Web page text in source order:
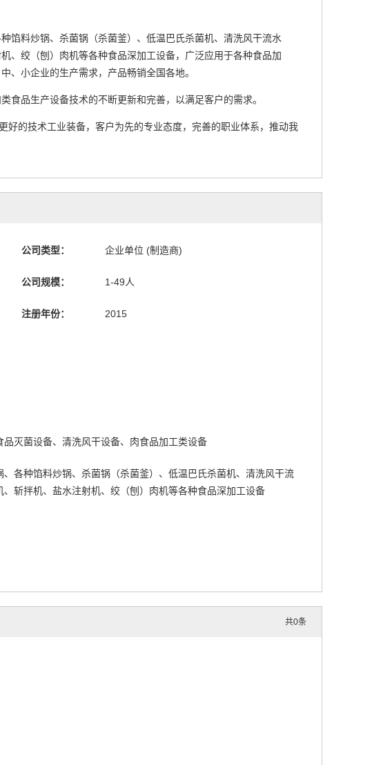
馅料炒锅、杀菌锅（杀菌釜）、低温巴氏杀菌机、清洗风干流水
、绞（刨）肉机等各种食品深加工设备，广泛应用于各种食品加
、小企业的生产需求，产品畅销全国各地。
食品生产设备技术的不断更新和完善，以满足客户的需求。
好的技术工业装备，客户为先的专业态度，完善的职业体系，推动我
公司类型： 企业单位 (制造商)
公司规模： 1-49人
注册年份： 2015
灭菌设备、清洗风干设备、肉食品加工类设备
各种馅料炒锅、杀菌锅（杀菌釜）、低温巴氏杀菌机、清洗风干流
斩拌机、盐水注射机、绞（刨）肉机等各种食品深加工设备
共0条